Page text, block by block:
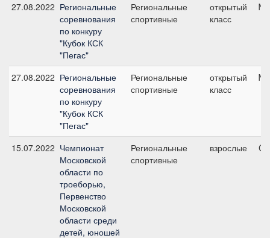
27.08.2022 Региональные
соревнования
по конкуру
"Кубок КСК
"Пегас"
Региональные
спортивные
открытый
класс
27.08.2022 Региональные
соревнования
по конкуру
"Кубок КСК
"Пегас"
Региональные
спортивные
открытый
класс
15.07.2022 Чемпионат
Московской
области по
троеборью,
Первенство
Московской
области среди
детей, юношей
Региональные
спортивные
взрослые